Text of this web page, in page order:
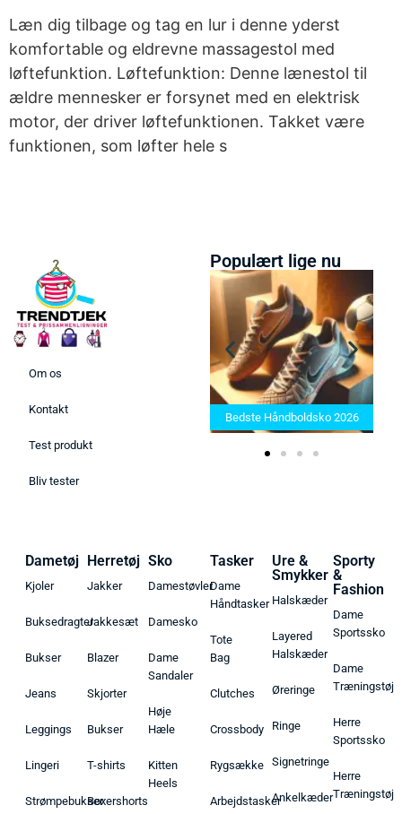
Læn dig tilbage og tag en lur i denne yderst
komfortable og eldrevne massagestol med
løftefunktion. Løftefunktion: Denne lænestol til
ældre mennesker er forsynet med en elektrisk
motor, der driver løftefunktionen. Takket være
funktionen, som løfter hele s
Om os
Kontakt
Test produkt
Bliv tester
Populært lige nu
Bedste Saunatæppe 2025 –
Find de bedste produkter her!
Bedste Håndboldsko 2026
Dametøj
Kjoler
Buksedragter
Bukser
Jeans
Leggings
Lingeri
Strømpebukser
Herretøj
Jakker
Jakkesæt
Blazer
Skjorter
Bukser
T-shirts
Boxershorts
Sko
Damestøvler
Damesko
Dame
Sandaler
Høje
Hæle
Kitten
Heels
Tasker
Dame
Håndtasker
Tote
Bag
Clutches
Crossbody
Rygsække
Arbejdstasker
Ure &
Smykker
Halskæder
Layered
Halskæder
Øreringe
Ringe
Signetringe
Ankelkæder
Sporty
&
Fashion
Dame
Sportssko
Dame
Træningstøj
Herre
Sportssko
Herre
Træningstøj